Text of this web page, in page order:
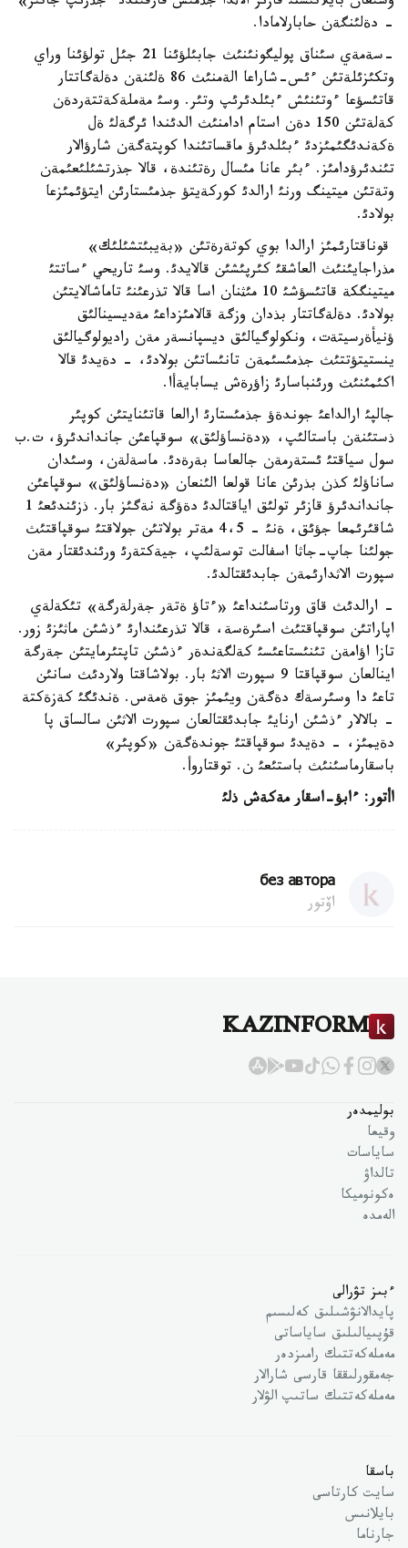
- دةلئنگةن حابارلامادا.
-سةمةي سئناق پوليگونئنئث جابئلؤئنا 21 جئل تولؤئنا وراي
وتكئزئلةتئن ءئس-شاراعا الةمنئث 86 ةلئنةن دةلةگاتتار
قاتئسؤعا ءوتئنئش ءبئلدئرئپ وتئر. وسئ مةملةكةتتةردةن
كةلةتئن 150 دةن استام ادامنئث الدئندا ئرگةلئ ةل
ةكةندئگئمئزدئ ءبئلدئرؤ ماقساتئندا كوپتةگةن شارؤالار
تئندئرؤدامئز. ءبئر عانا مئسال رةتئندة، قالا جذرتشئلئعئمةن
وتةتئن ميتينگ ورنئ ارالدئ كوركةيتؤ جذمئستارئن ايتؤئمئزعا
بولادئ.
قوناقتارئمئز ارالدا بوي كوتةرةتئن «بةيبئتشئلئك»
مذراجايئنئث العاشقئ كئرپئشئن قالايدئ. وسئ تاريحي ءساتتئ
ميتينگكة قاتئسؤشئ 10 مئثنان اسا قالا تذرعئنئ تاماشالايتئن
بولادئ. دةلةگاتتار بذدان وزگة قالامئزداعئ مةديسينالئق
ؤنيأةرسيتةت، ونكولوگيالئق ديسپانسةر مةن راديولوگيالئق
ينستيتؤتتئث جذمئسئمةن تانئساتئن بولادئ، - دةيدئ قالا
اكئمئنئث ورئنباسارئ زاؤرةش يسابايةأا.
جالپئ ارالداعئ جوندةؤ جذمئستارئ ارالعا قاتئنايتئن كوپئر
ذستئنةن باستالئپ، «دةنساؤلئق» سوقپاعئن جانداندئرؤ، ت.ب
سول سياقتئ ئستةرمةن جالعاسا بةرةدئ. ماسةلةن، وسئدان
ساناؤلئ كذن بذرئن عانا قولعا الئنعان «دةنساؤلئق» سوقپاعئن
جانداندئرؤ قازئر تولئق اياقتالدئ دةؤگة نةگئز بار. ذزئندئعئ 1
شاقئرئمعا جؤئق، ةنئ - 4،5 مةتر بولاتئن جولاقتئ سوقپاقتئث
جولئنا جاپ-جاثا اسفالت توسةلئپ، جيةكتةرئ ورئندئقتار مةن
سپورت الاثدارئمةن جابدئقتالدئ.
- ارالدئث قاق ورتاسئنداعئ «ءتاؤ ةتةر جةرلةرگة» تئكةلةي
اپاراتئن سوقپاقتئث اسئرةسة، قالا تذرعئندارئ ءذشئن ماثئزئ زور.
تازا اؤامةن تئنئستاعئسئ كةلگةندةر ءذشئن تاپتئرمايتئن جةرگة
اينالعان سوقپاقتا 9 سپورت الاثئ بار. بولاشاقتا ولاردئث سانئن
تاعئ دا وسئرسةك دةگةن ويئمئز جوق ةمةس. ةندئگئ كةزةكتة
- بالالار ءذشئن ارنايئ جابدئقتالعان سپورت الاثئن سالساق پا
دةيمئز، - دةيدئ سوقپاقتئ جوندةگةن «كوپئر»
باسقارماسئنئث باستئعئ ن. توقتاروأ.
اأتور: ءابؤ-اسقار مةكةش ذلئ
без автора
اۆتور
KAZINFORM
بوليمدەر
وقيعا
ساياسات
تالداۋ
ەكونوميكا
الەمدە
ءبىز تۋرالى
پايدالانۋشىلىق كەلىسىم
قۇپىيالىلىق ساياساتى
مەملەكەتتىك رامىزدەر
جەمقورلىققا قارسى شارالار
مەملەكەتتىك ساتىپ الۋلار
باسقا
سايت كارتاسى
بايلانىس
جارناما